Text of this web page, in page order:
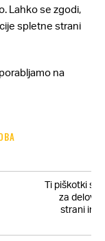
Lahko se zgodi,
spletne strani
na
Ti piškotki so
za
strani in